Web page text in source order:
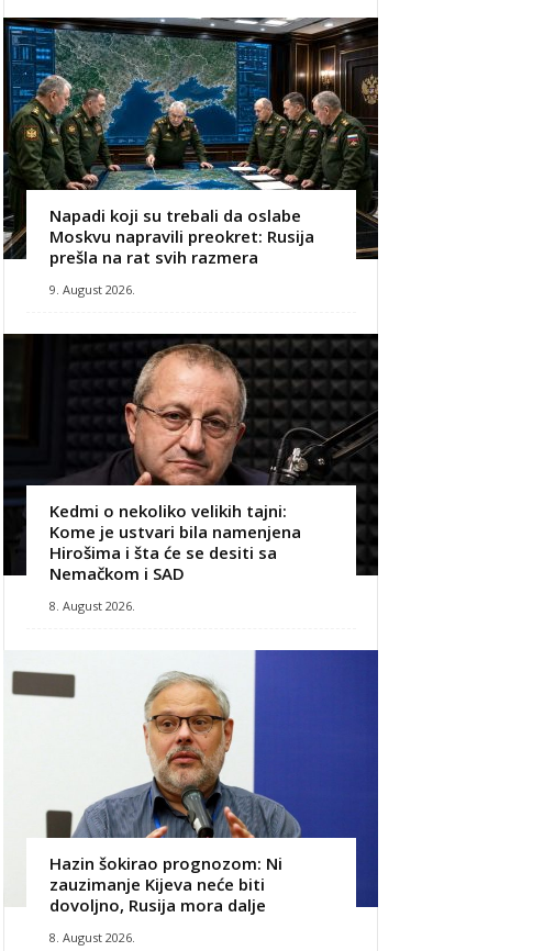
Napadi koji su trebali da oslabe
Moskvu napravili preokret: Rusija
prešla na rat svih razmera
9. August 2026.
Kedmi o nekoliko velikih tajni:
Kome je ustvari bila namenjena
Hirošima i šta će se desiti sa
Nemačkom i SAD
8. August 2026.
Hazin šokirao prognozom: Ni
zauzimanje Kijeva neće biti
dovoljno, Rusija mora dalje
8. August 2026.